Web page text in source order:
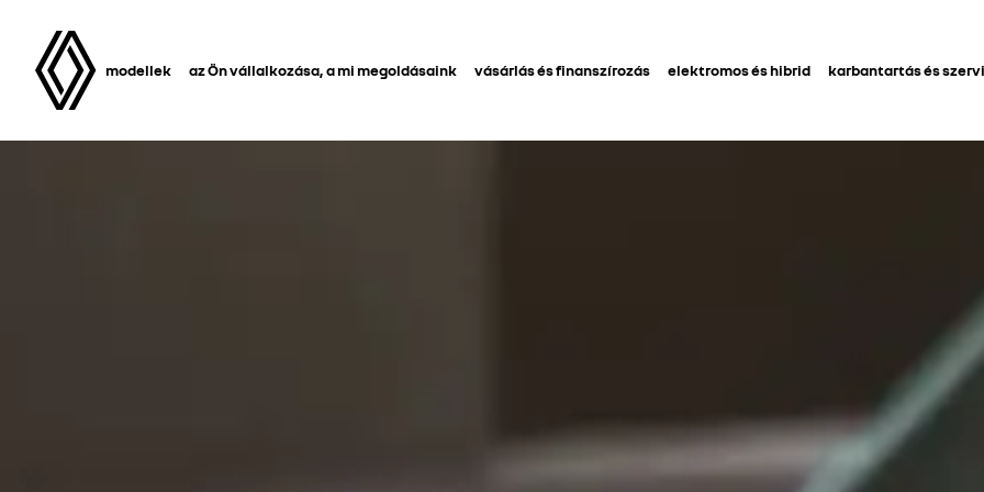
modellek az Ön vállalkozása, a mi megoldásaink vásárlás és finanszírozás elektromos és hibrid karbantartás és